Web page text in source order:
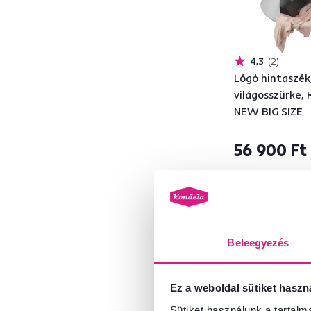
Beleegyezés
Ez a weboldal sütiket
4,3 2
Lógó
világosszürke,
NEW BIG SIZE
56 900 Ft